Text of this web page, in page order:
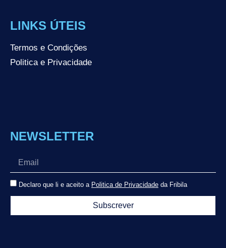
LINKS ÚTEIS
Termos e Condições
Politica e Privacidade
NEWSLETTER
Declaro que li e aceito a Politica de Privacidade da Fribila
Subscrever